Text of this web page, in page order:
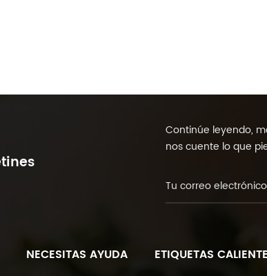
Continúe leyendo,
nos cuente lo que
NECESITAS AYUDA ETIQUETAS